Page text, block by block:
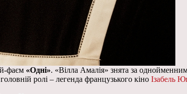
фаєм «Одні». «Вілла Амалія» знята за
ролі – легенда французького кіно Ізабель